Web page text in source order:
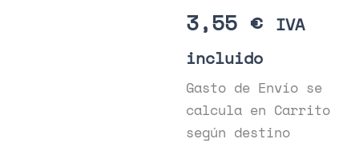
3,55 € IVA
incluido
Gasto de Envío se
calcula en Carrito
según destino